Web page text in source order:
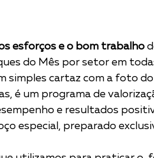
esforços e o bom trabalho
do Mês por setor em
simples cartaz com a foto
é um programa de
e resultados
especial, preparado